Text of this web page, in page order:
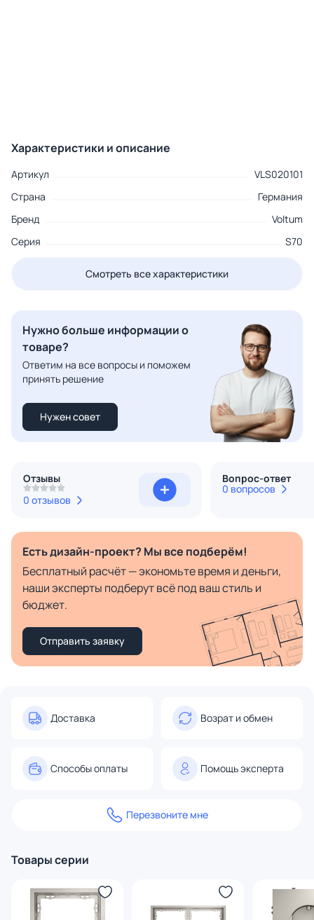
Характеристики и описание
Артикул
VLS020101
Страна
Германия
Бренд
Voltum
Серия
S70
Смотреть все характеристики
Нужно больше информации о
товаре?
Ответим на все вопросы и поможем
принять решение
Нужен совет
Отзывы
0 отзывов
Вопрос-ответ
0 вопросов
Есть дизайн-проект? Мы все подберём!
Бесплатный расчёт — экономьте время и деньги,
наши эксперты подберут всё под ваш стиль и
бюджет.
Отправить заявку
Доставка Возрат и обмен
Способы оплаты Помощь эксперта
Перезвоните мне
Товары серии